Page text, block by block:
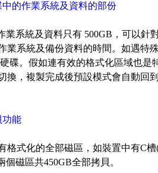
的作業系統及資料的部份
業系統及資料只有 500GB，可以針
業系統及備份資料的時間。如遇特
碟。假如連有效的格式化區域也是
換，複製完成後預設模式會自動回
功能
格式化的全部磁區，如裝置中有C
個磁區共450GB全部拷貝。